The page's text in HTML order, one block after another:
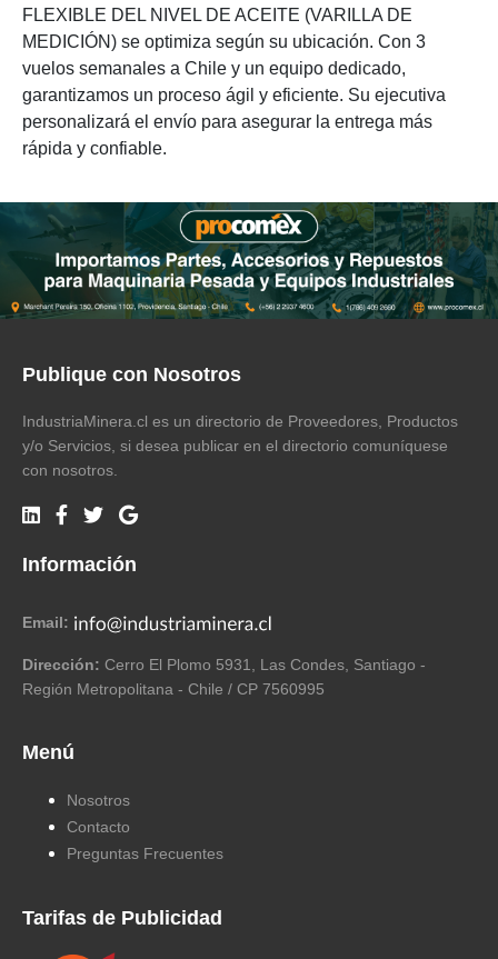
FLEXIBLE DEL NIVEL DE ACEITE (VARILLA DE
MEDICIÓN) se optimiza según su ubicación. Con 3
vuelos semanales a Chile y un equipo dedicado,
garantizamos un proceso ágil y eficiente. Su ejecutiva
personalizará el envío para asegurar la entrega más
rápida y confiable.
Publique con Nosotros
IndustriaMinera.cl es un directorio de Proveedores, Productos
y/o Servicios, si desea publicar en el directorio comuníquese
con nosotros.
Información
Email:
Dirección: Cerro El Plomo 5931, Las Condes, Santiago -
Región Metropolitana - Chile / CP 7560995
Menú
Nosotros
Contacto
Preguntas Frecuentes
Tarifas de Publicidad